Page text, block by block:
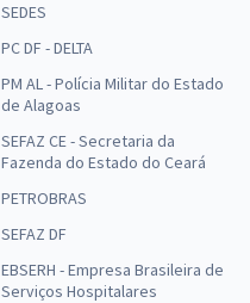
SEDES
PC DF - DELTA
PM AL - Polícia Militar do Estado
de Alagoas
SEFAZ CE - Secretaria da
Fazenda do Estado do Ceará
PETROBRAS
SEFAZ DF
EBSERH - Empresa Brasileira de
Serviços Hospitalares